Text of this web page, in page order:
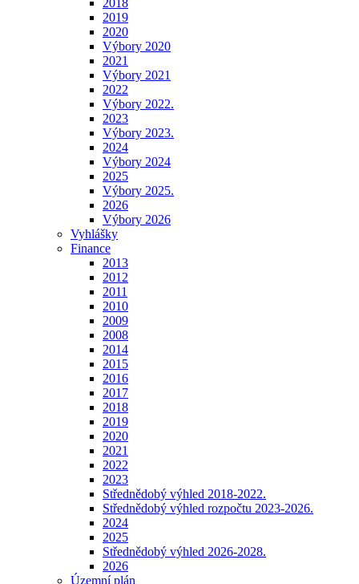
2018
2019
2020
Výbory 2020
2021
Výbory 2021
2022
Výbory 2022.
2023
Výbory 2023.
2024
Výbory 2024
2025
Výbory 2025.
2026
Výbory 2026
Vyhlášky
Finance
2013
2012
2011
2010
2009
2008
2014
2015
2016
2017
2018
2019
2020
2021
2022
2023
Střednědobý výhled 2018-2022.
Střednědobý výhled rozpočtu 2023-2026.
2024
2025
Střednědobý výhled 2026-2028.
2026
Územní plán